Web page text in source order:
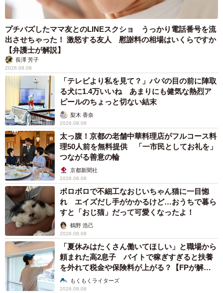
プチバズしたママ友とのLINEスクショ うっかり電話番号を流
出させちゃった！ 激怒する友人 慰謝料の相場はいくらですか
【弁護士が解説】
長澤 芳子
2026.08.08
「テレビより私を見て？」パパの目の前に陣取
る犬に1.4万いいね あまりにも健気な熱烈ア
ピールのちょっと切ない結末
梨木 香奈
2026.08.08
太っ腹！京都の老舗中華料理店がフルコース料
理50人前を無料提供 「一市民としてお礼を」
つながる善意の輪
京都新聞社
2026.08.08
ボロボロで不細工なおじいちゃん猫に一目惚
れ エイズだし手がかかるけど…おうちで暮ら
すと「おじ猫」だって可愛くなったよ！
鶴野 浩己
2026.08.08
「夏休みはたくさん働いてほしい」と職場から
頼まれた高2息子 バイトで稼ぎすぎると扶養
を外れて税金や保険料が上がる？【FPが解
説】もくもくライターズ
2026.08.08